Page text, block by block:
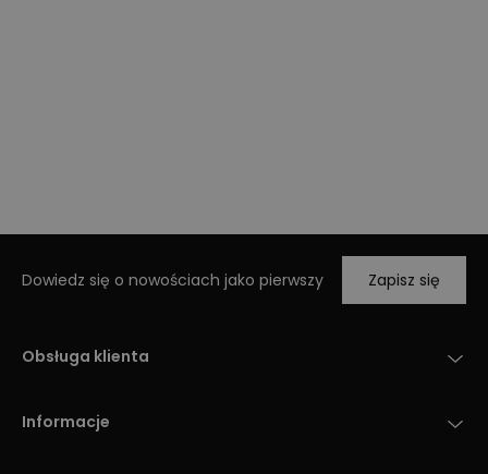
Dowiedz się o nowościach jako pierwszy Zapisz się
Obsługa klienta
Informacje